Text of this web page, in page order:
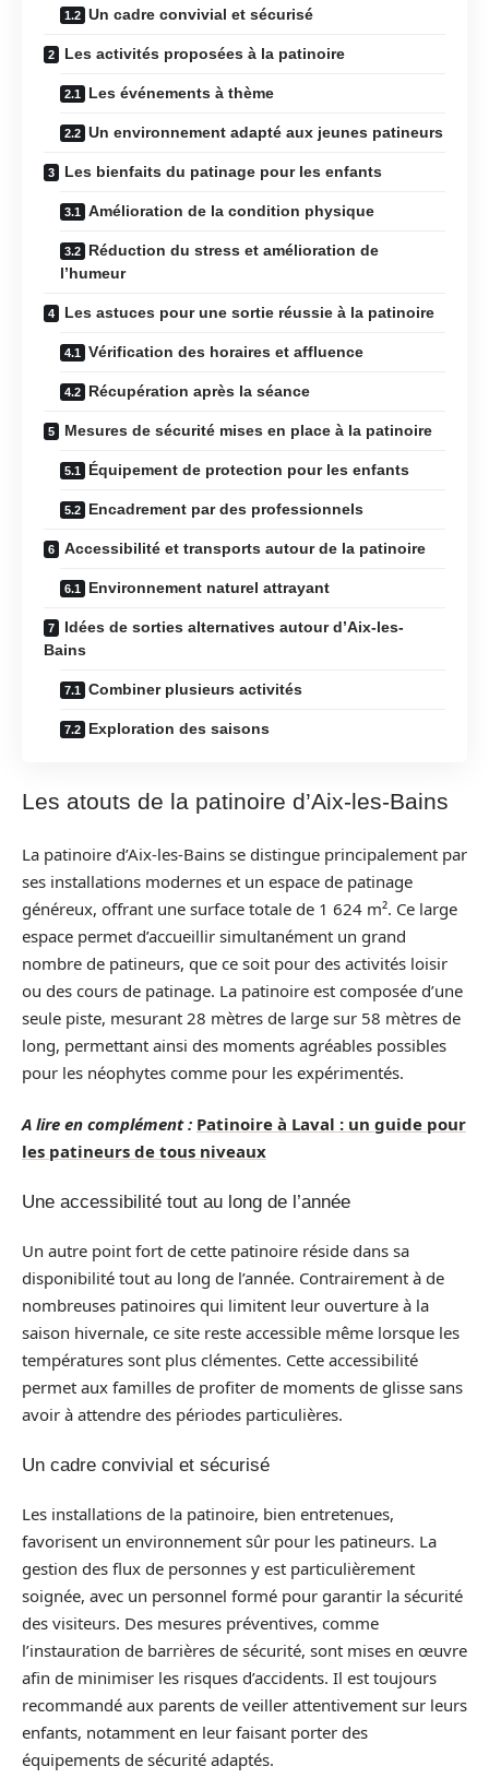
Un cadre convivial et sécurisé
Les activités proposées à la patinoire
Les événements à thème
Un environnement adapté aux jeunes patineurs
Les bienfaits du patinage pour les enfants
Amélioration de la condition physique
Réduction du stress et amélioration de
l’humeur
Les astuces pour une sortie réussie à la patinoire
Vérification des horaires et affluence
Récupération après la séance
Mesures de sécurité mises en place à la patinoire
Équipement de protection pour les enfants
Encadrement par des professionnels
Accessibilité et transports autour de la patinoire
Environnement naturel attrayant
Idées de sorties alternatives autour d’Aix-les-
Bains
Combiner plusieurs activités
Exploration des saisons
Les atouts de la patinoire d’Aix-les-Bains
La patinoire d’Aix-les-Bains se distingue principalement par
ses installations modernes et un espace de patinage
généreux, offrant une surface totale de 1 624 m². Ce large
espace permet d’accueillir simultanément un grand
nombre de patineurs, que ce soit pour des activités loisir
ou des cours de patinage. La patinoire est composée d’une
seule piste, mesurant 28 mètres de large sur 58 mètres de
long, permettant ainsi des moments agréables possibles
pour les néophytes comme pour les expérimentés.
A lire en complément : Patinoire à Laval : un guide pour
les patineurs de tous niveaux
Une accessibilité tout au long de l’année
Un autre point fort de cette patinoire réside dans sa
disponibilité tout au long de l’année. Contrairement à de
nombreuses patinoires qui limitent leur ouverture à la
saison hivernale, ce site reste accessible même lorsque les
températures sont plus clémentes. Cette accessibilité
permet aux familles de profiter de moments de glisse sans
avoir à attendre des périodes particulières.
Un cadre convivial et sécurisé
Les installations de la patinoire, bien entretenues,
favorisent un environnement sûr pour les patineurs. La
gestion des flux de personnes y est particulièrement
soignée, avec un personnel formé pour garantir la sécurité
des visiteurs. Des mesures préventives, comme
l’instauration de barrières de sécurité, sont mises en œuvre
afin de minimiser les risques d’accidents. Il est toujours
recommandé aux parents de veiller attentivement sur leurs
enfants, notamment en leur faisant porter des
équipements de sécurité adaptés.